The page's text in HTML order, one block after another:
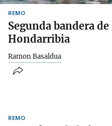
REMO
Segunda bandera
Hondarribia
Ramon Basaldua
REMO